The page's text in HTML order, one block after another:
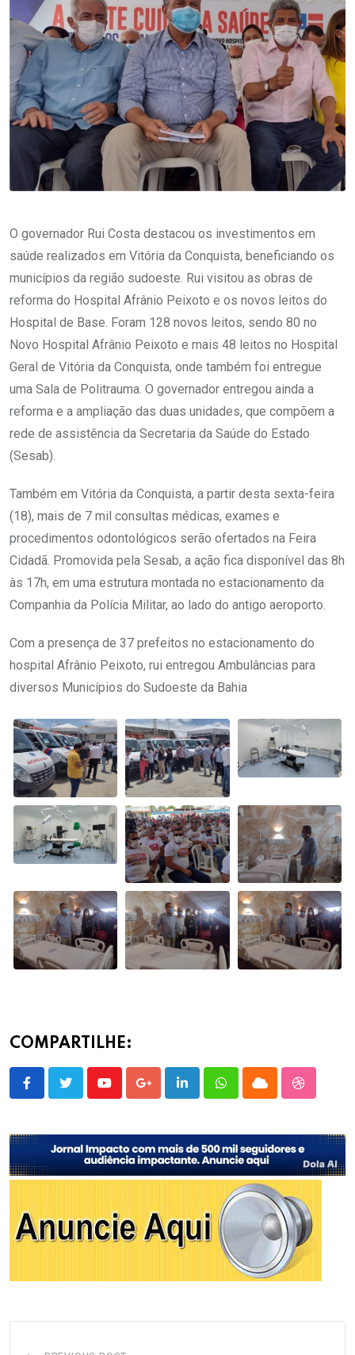
O governador Rui Costa destacou os investimentos em
saúde realizados em Vitória da Conquista, beneficiando os
municípios da região sudoeste. Rui visitou as obras de
reforma do Hospital Afrânio Peixoto e os novos leitos do
Hospital de Base. Foram 128 novos leitos, sendo 80 no
Novo Hospital Afrânio Peixoto e mais 48 leitos no Hospital
Geral de Vitória da Conquista, onde também foi entregue
uma Sala de Politrauma. O governador entregou ainda a
reforma e a ampliação das duas unidades, que compõem a
rede de assistência da Secretaria da Saúde do Estado
(Sesab).
Também em Vitória da Conquista, a partir desta sexta-feira
(18), mais de 7 mil consultas médicas, exames e
procedimentos odontológicos serão ofertados na Feira
Cidadã. Promovida pela Sesab, a ação fica disponível das 8h
às 17h, em uma estrutura montada no estacionamento da
Companhia da Polícia Militar, ao lado do antigo aeroporto.
Com a presença de 37 prefeitos no estacionamento do
hospital Afrânio Peixoto, rui entregou Ambulâncias para
diversos Municípios do Sudoeste da Bahia
COMPARTILHE:
YoutubeGoogle+LinkedInWhatsappCloud